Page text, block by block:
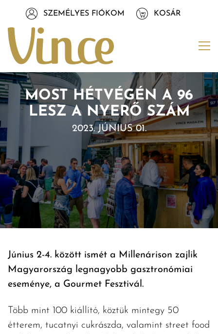
Tovább a tartalomhozSZEMÉLYES FIÓKOM KOSÁR
MOST HÉTVÉGÉN A 96
LESZ A NYERŐ SZÁM
2023. JÚNIUS 01.
Június 2-4. között ismét a Millenárison zajlik
Magyarország legnagyobb gasztronómiai
eseménye, a Gourmet Fesztivál.
Több mint 100 kiállító, köztük mintegy 50
étterem, tucatnyi cukrászda, valamint street food